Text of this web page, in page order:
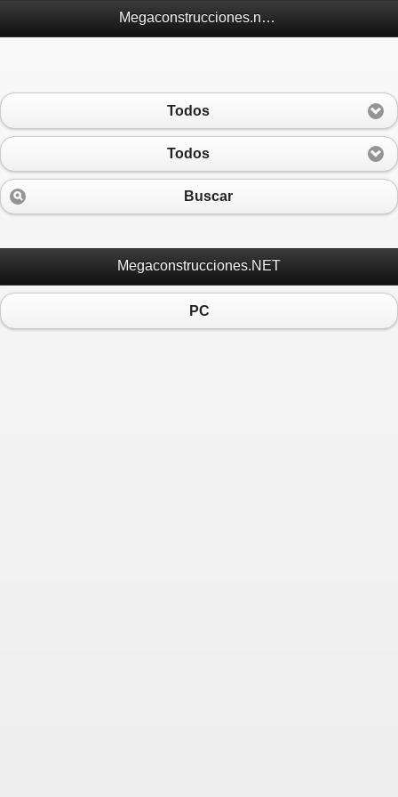
Megaconstrucciones.net Móvil
Todos
Todos
Buscar
Megaconstrucciones.NET
PC